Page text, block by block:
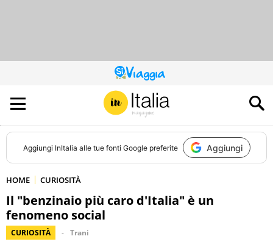
QUESTO
SITO
CONTRIBUISCE
ALL’AUDIENCE
DI
Aggiungi InItalia alle tue fonti Google preferite Aggiungi
HOME CURIOSITÀ
Il "benzinaio più caro d'Italia" è un
fenomeno social
CURIOSITÀ Trani